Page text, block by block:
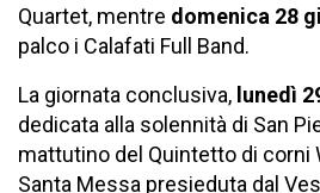
Quartet, mentre domenica 28
palco i Calafati Full Band.
La giornata conclusiva, lunedì
dedicata alla solennità di San
mattutino del Quintetto di corni
Santa Messa presieduta dal